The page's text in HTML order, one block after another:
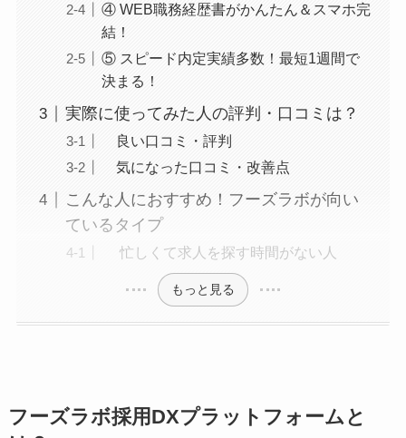
④ WEB職務経歴書がかんたん＆スマホ完
結！
⑤ スピード内定実績多数！最短1週間で
決まる！
実際に使ってみた人の評判・口コミは？
良い口コミ・評判
気になった口コミ・改善点
こんな人におすすめ！フーズラボが向い
ているタイプ
忙しくて求人を探す時間がない人
もっと見る
フーズラボ採用DXプラットフォームと